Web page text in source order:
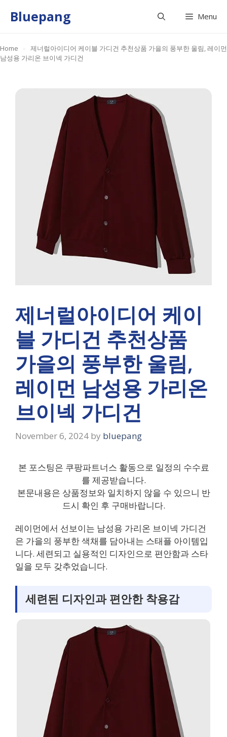
Bluepang Menu
Home
제너럴아이디어 케이블 가디건 추천상품 가을의 풍부한 울림, 레이먼
남성용 가리온 브이넥 가디건
제너럴아이디어 케이
블 가디건 추천상품
가을의 풍부한 울림,
레이먼 남성용 가리온
브이넥 가디건
November 6, 2024 by bluepang
본 포스팅은 쿠팡파트너스 활동으로 일정의 수수료
를 제공받습니다.
본문내용은 상품정보와 일치하지 않을 수 있으니 반
드시 확인 후 구매바랍니다.
레이먼에서 선보이는 남성용 가리온 브이넥 가디건
은 가을의 풍부한 색채를 담아내는 스태플 아이템입
니다. 세련되고 실용적인 디자인으로 편안함과 스타
일을 모두 갖추었습니다.
세련된 디자인과 편안한 착용감